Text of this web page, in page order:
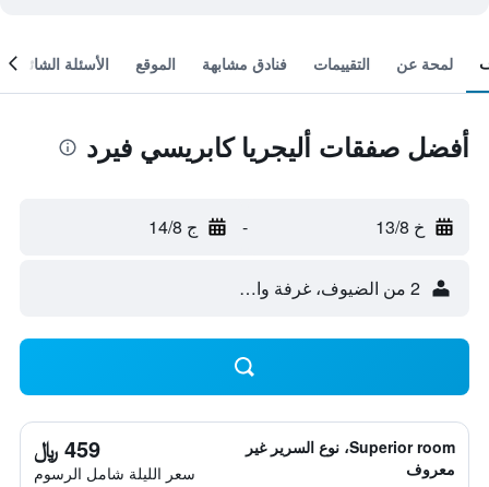
لمحة عن التقييمات فنادق مشابهة الموقع الأسئلة الشائعة
أفضل صفقات أليجريا كابريسي فيرد
خ 13/8 - ج 14/8
2 من الضيوف، غرفة واحدة
Superior room، نوع السرير غير
معروف
459 ﷼
سعر الليلة شامل الرسوم